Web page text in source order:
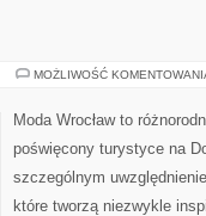
MOŻLIWOŚĆ
Moda Wrocław to
poświęcony turystyce na
szczególnym
które tworzą niezwykle